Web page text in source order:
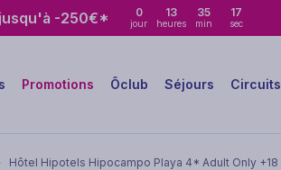
-250€* 0
jour
13
heures
35
min
16
sec
Promotions Ôclub Séjours Circuits
Hôtel Hipotels Hipocampo Playa 4* Adult Only +18